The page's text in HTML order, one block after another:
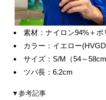
素材：ナイロン94%＋ポ
カラー：イエロー
サイズ：S/M（54～
ツバ長：6.2cm
▼参考記事